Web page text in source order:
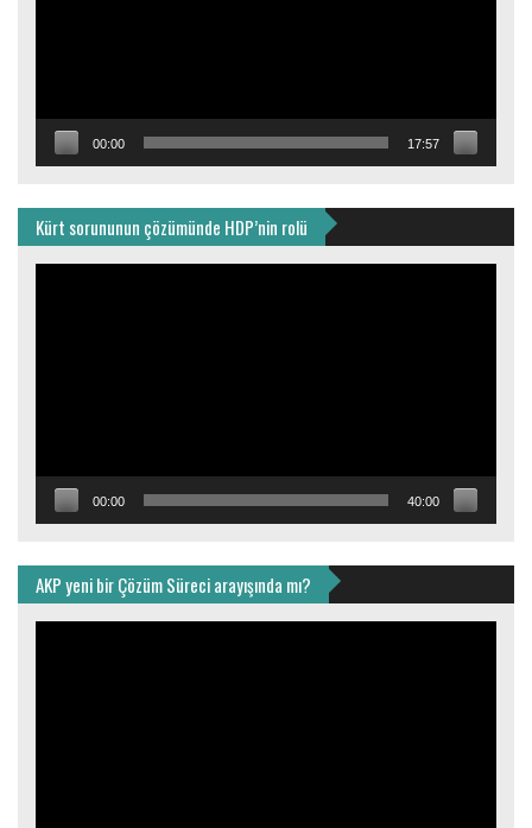
00:00 17:57
Kürt sorununun çözümünde HDP’nin rolü
00:00 40:00
AKP yeni bir Çözüm Süreci arayışında mı?